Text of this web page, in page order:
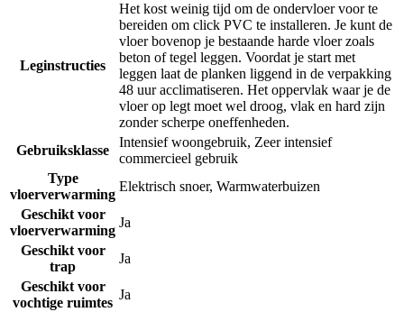
Leginstructies
Het kost weinig tijd om de ondervloer voor te
bereiden om click PVC te installeren. Je kunt de
vloer bovenop je bestaande harde vloer zoals
beton of tegel leggen. Voordat je start met
leggen laat de planken liggend in de verpakking
48 uur acclimatiseren. Het oppervlak waar je de
vloer op legt moet wel droog, vlak en hard zijn
zonder scherpe oneffenheden.
Gebruiksklasse
Intensief woongebruik, Zeer intensief
commercieel gebruik
Type
vloerverwarming
Elektrisch snoer, Warmwaterbuizen
Geschikt voor
vloerverwarming
Ja
Geschikt voor
trap
Ja
Geschikt voor
vochtige ruimtes
Ja